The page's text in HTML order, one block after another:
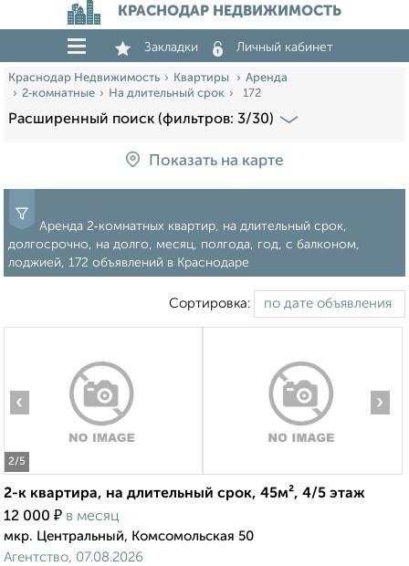
КРАСНОДАР НЕДВИЖИМОСТЬ
Закладки Личный кабинет
Краснодар Недвижимость Квартиры
Аренда
2‑комнатные
На длительный срок 172
Расширенный поиск (фильтров: 3/30)
Показать на карте
Аренда 2‑комнатных квартир, на длительный срок,
долгосрочно, на долго, месяц, полгода, год, с балконом,
лоджией, 172 объявлений в Краснодаре
Сортировка:
2/5
‹ ›
2-к квартира, на длительный срок, 45м², 4/5 этаж
12 000 ₽ в месяц
мкр. Центральный, Комсомольская 50
Агентство, 07.08.2026